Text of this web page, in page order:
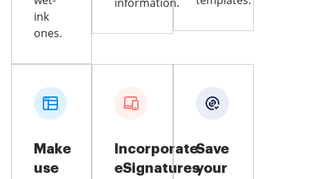
ink
ones.
Make
use
Incorporate
eSignatures
Save
your